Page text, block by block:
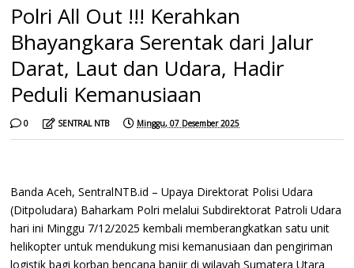
‎Polri All Out !!! Kerahkan
Bhayangkara Serentak dari Jalur
Darat, Laut dan Udara, Hadir
Peduli Kemanusiaan ‎
0 SENTRAL NTB Minggu, 07 Desember 2025
Banda Aceh, SentralNTB.id – Upaya Direktorat Polisi Udara
(Ditpoludara) Baharkam Polri melalui Subdirektorat Patroli Udara
hari ini Minggu 7/12/2025 kembali memberangkatkan satu unit
helikopter untuk mendukung misi kemanusiaan dan pengiriman
logistik bagi korban bencana banjir di wilayah Sumatera Utara